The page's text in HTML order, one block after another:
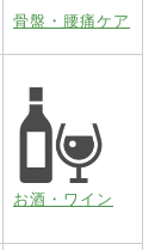
骨盤・腰痛ケア
お酒・ワイン